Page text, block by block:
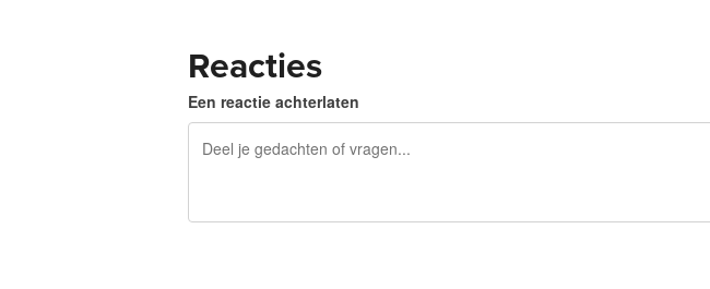
Reacties
Een reactie achterlaten